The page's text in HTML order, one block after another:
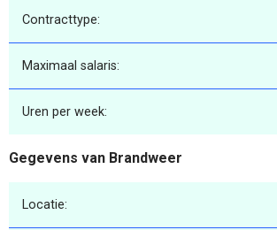
Contracttype:
Maximaal salaris:
Uren per week:
Gegevens van Brandweer
Locatie: